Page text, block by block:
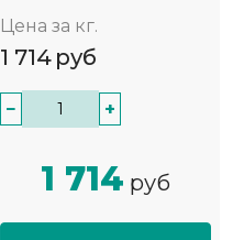
Цена за кг.
1 714 руб
− +
1 714 руб